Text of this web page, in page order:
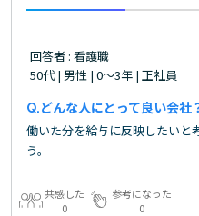
回答者 : 看護職
50代 | 男性 | 0～3年 | 正社員
どんな人にとって良い会社
働いた分を給与に反映したいと
う。
共感した
0
参考になった
0